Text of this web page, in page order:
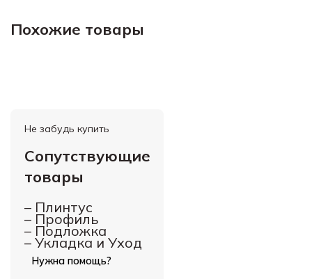
Похожие товары
Не забудь купить
Сопутствующие
товары
– Плинтус
– Профиль
– Подложка
– Укладка и Уход
Нужна помощь?